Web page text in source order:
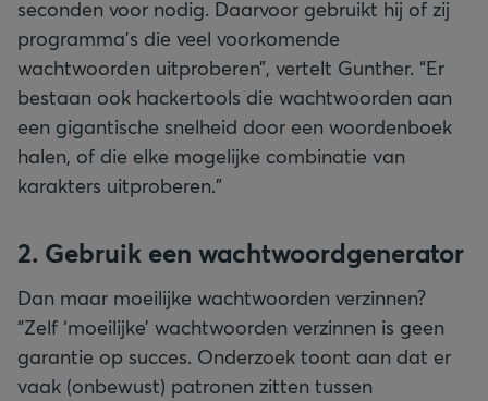
seconden voor nodig. Daarvoor gebruikt hij of zij
programma’s die veel voorkomende
wachtwoorden uitproberen”, vertelt Gunther. “Er
bestaan ook hackertools die wachtwoorden aan
een gigantische snelheid door een woordenboek
halen, of die elke mogelijke combinatie van
karakters uitproberen.”
2. Gebruik een wachtwoordgenerator
Dan maar moeilijke wachtwoorden verzinnen?
“Zelf ‘moeilijke’ wachtwoorden verzinnen is geen
garantie op succes. Onderzoek toont aan dat er
vaak (onbewust) patronen zitten tussen